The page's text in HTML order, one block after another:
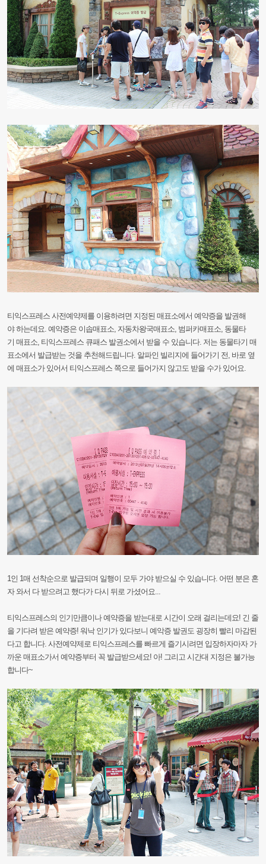
티익스프레스 사전예약제를 이용하려면 지정된 매표소에서 예약증을 발권해
야 하는데요. 예약증은 이솝매표소, 자동차왕국매표소, 범퍼카매표소, 동물타
기 매표소, 티익스프레스 큐패스 발권소에서 받을 수 있습니다. 저는 동물타기 매
표소에서 발급받는 것을 추천해드립니다. 알파인 빌리지에 들어가기 전, 바로 옆
에 매표소가 있어서 티익스프레스 쪽으로 들어가지 않고도 받을 수가 있어요.
1인 1매 선착순으로 발급되며 일행이 모두 가야 받으실 수 있습니다. 어떤 분은 혼
자 와서 다 받으려고 했다가 다시 뒤로 가셨어요...
티익스프레스의 인기만큼이나 예약증을 받는대로 시간이 오래 걸리는데요! 긴 줄
을 기다려 받은 예약증! 워낙 인기가 있다보니 예악증 발권도 굉장히 빨리 마감된
다고 합니다. 사전예약제로 티익스프레스를 빠르게 즐기시려면 입장하자마자 가
까운 매표소가서 예약증부터 꼭 발급받으세요! 아! 그리고 시간대 지정은 불가능
합니다~